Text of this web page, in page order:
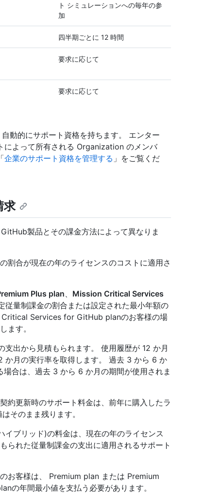
ト シミュレーションへの毎年の参
加
四半期ごとに 12 時間
要求に応じて
要求に応じて
動的にサポート資格を持ちます。 エンター
によって所有される Organization のメンバ
企業のサポート資格を管理する 」をご覧くだ
求
製品とその課金方法によって異なりま
割合が現在の年のライセンスのコストに適用さ
Plus plan
Mission Critical Services
従量制課金の割合または設定された最小年額の
Critical Services for GitHub planのお客様の場
ます。
出から見積もられます。 使用履歴が 12 か月
月の実行率を取得します。 過去 3 から 6 か
合は、過去 3 から 6 か月の期間が使用されま
約更新時のサポート料金は、前年に購入したラ
そのまま残ります。
ブリッド)の料金は、現在の年のライセンス
られた従量制課金の支出に適用されるサポート
お客様は、 Premium plan または Premium
年間最小値を支払う必要があります。